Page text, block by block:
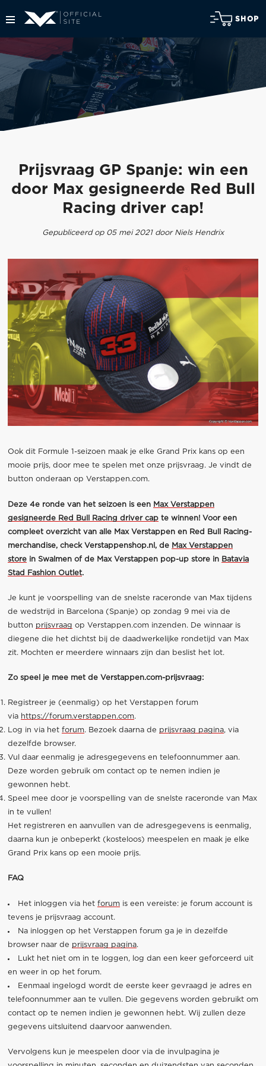
SHOP
Prijsvraag GP Spanje: win een
door Max gesigneerde Red Bull
Racing driver cap!
Gepubliceerd op 05 mei 2021 door Niels Hendrix
Ook dit Formule 1-seizoen maak je elke Grand Prix kans op een
mooie prijs, door mee te spelen met onze prijsvraag. Je vindt de
button onderaan op Verstappen.com.
Deze 4e ronde van het seizoen is een Max Verstappen
gesigneerde Red Bull Racing driver capte winnen! Voor een
compleet overzicht van alle Max Verstappen en Red Bull Racing-
merchandise, check Verstappenshop.nl , de Max Verstappen
storein Swalmen of de Max Verstappen pop-up store in Batavia
Stad Fashion Outlet.
Je kunt je voorspelling van de snelste raceronde van Max tijdens
de wedstrijd in Barcelona (Spanje) op zondag 9 mei via de
button prijsvraag op Verstappen.com inzenden. De winnaar is
diegene die het dichtst bij de daadwerkelijke rondetijd van Max
zit. Mochten er meerdere winnaars zijn dan beslist het lot.
Zo speel je mee met de Verstappen.com-prijsvraag:
Registreer je (eenmalig) op het Verstappen forum
via https://forum.verstappen.com.
Log in via het forum. Bezoek daarna de prijsvraag pagina, via
dezelfde browser.
Vul daar eenmalig je adresgegevens en telefoonnummer aan.
Deze worden gebruik om contact op te nemen indien je
gewonnen hebt.
Speel mee door je voorspelling van de snelste raceronde van Max
in te vullen!
Het registreren en aanvullen van de adresgegevens is eenmalig,
daarna kun je onbeperkt (kosteloos) meespelen en maak je elke
Grand Prix kans op een mooie prijs.
FAQ
Het inloggen via het forumis een vereiste: je forum account is
tevens je prijsvraag account.
Na inloggen op het Verstappen forum ga je in dezelfde
browser naar de prijsvraag pagina.
Lukt het niet om in te loggen, log dan een keer geforceerd uit
en weer in op het forum.
Eenmaal ingelogd wordt de eerste keer gevraagd je adres en
telefoonnummer aan te vullen. Die gegevens worden gebruikt om
contact op te nemen indien je gewonnen hebt. Wij zullen deze
gegevens uitsluitend daarvoor aanwenden.
Vervolgens kun je meespelen door via de invulpagina je